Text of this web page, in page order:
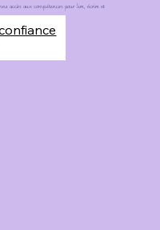
accès aux compétences pour lire, écrire et